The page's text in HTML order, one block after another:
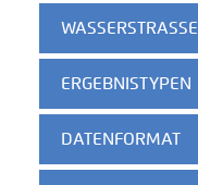
WASSERSTRASSE
ERGEBNISTYPEN
DATENFORMAT